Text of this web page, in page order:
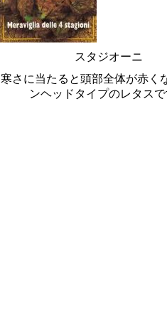
スタジオーニ
寒さに当たると頭部全体が赤く
ンヘッドタイプのレタスで